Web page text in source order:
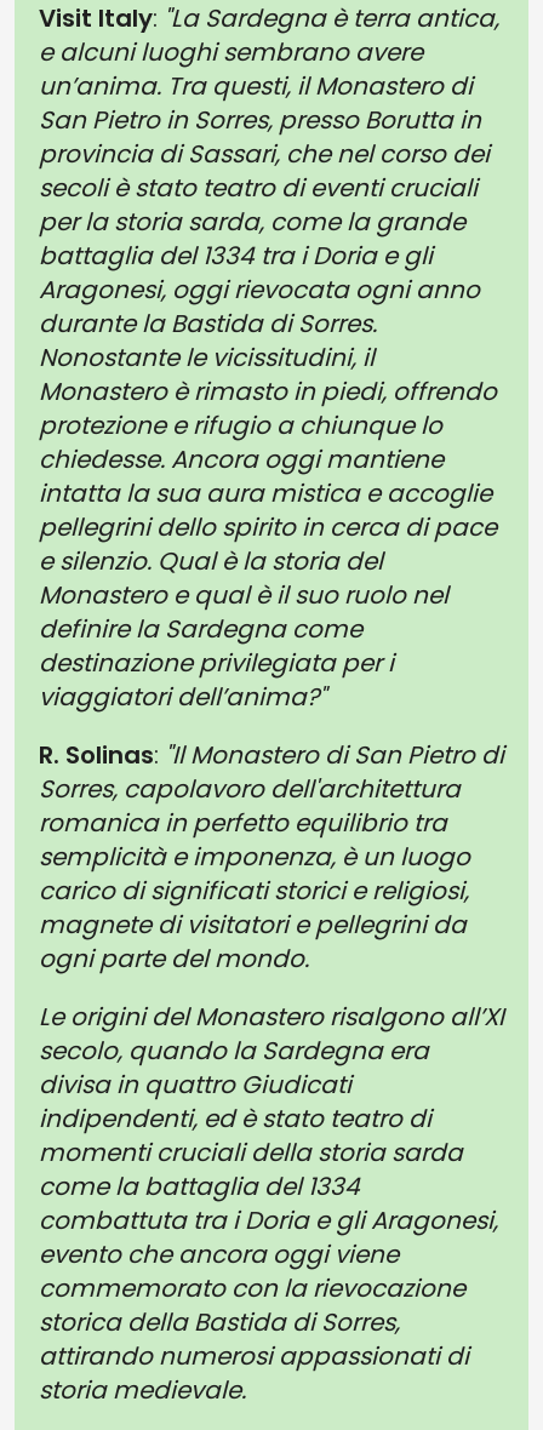
Visit Italy: "La Sardegna è terra antica,
e alcuni luoghi sembrano avere
un’anima. Tra questi, il Monastero di
San Pietro in Sorres, presso Borutta in
provincia di Sassari, che nel corso dei
secoli è stato teatro di eventi cruciali
per la storia sarda, come la grande
battaglia del 1334 tra i Doria e gli
Aragonesi, oggi rievocata ogni anno
durante la Bastida di Sorres.
Nonostante le vicissitudini, il
Monastero è rimasto in piedi, offrendo
protezione e rifugio a chiunque lo
chiedesse. Ancora oggi mantiene
intatta la sua aura mistica e accoglie
pellegrini dello spirito in cerca di pace
e silenzio. Qual è la storia del
Monastero e qual è il suo ruolo nel
definire la Sardegna come
destinazione privilegiata per i
viaggiatori dell’anima?"
R. Solinas: "Il Monastero di San Pietro di
Sorres, capolavoro dell'architettura
romanica in perfetto equilibrio tra
semplicità e imponenza, è un luogo
carico di significati storici e religiosi,
magnete di visitatori e pellegrini da
ogni parte del mondo.
Le origini del Monastero risalgono all’XI
secolo, quando la Sardegna era
divisa in quattro Giudicati
indipendenti, ed è stato teatro di
momenti cruciali della storia sarda
come la battaglia del 1334
combattuta tra i Doria e gli Aragonesi,
evento che ancora oggi viene
commemorato con la rievocazione
storica della Bastida di Sorres,
attirando numerosi appassionati di
storia medievale.